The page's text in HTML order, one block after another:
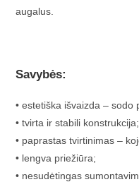
augalus.
Savybės:
• estetiška išvaizda – sodo
• tvirta ir stabili konstrukcija;
• paprastas tvirtinimas –
• lengva priežiūra;
• nesudėtingas